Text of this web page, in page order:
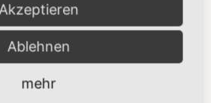
darf seinen Zahlungsverkehr
länger anderen überlassen“
Juli 2026
Ablehnen
mehr